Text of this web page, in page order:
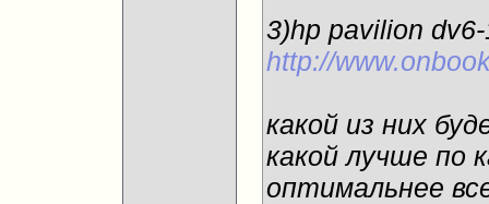
3)hp pavilion
http://
какой из них
какой лучше по
оптимальнее